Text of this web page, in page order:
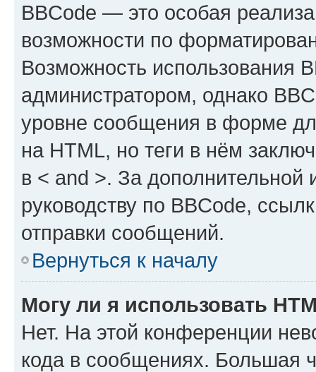
BBCode — это особая
возможности по
Возможность использования
администратором, однако
уровне сообщения в форме
на HTML, но теги в нём
в < and >. За
руководству по BBCode,
отправки сообщений.
Вернуться к началу
Могу ли я использовать
Нет. На этой конференции
кода в сообщениях. Большая